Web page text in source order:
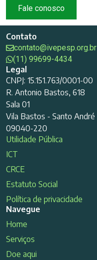
Fale conosco
Contato
contato@ivepesp.org.br
(11) 99699-4434
Legal
CNPJ: 15.151.763/0001-00
R. Antonio Bastos, 618
Sala 01
Vila Bastos - Santo André
09040-220
Utilidade Pública
ICT
CRCE
Estatuto Social
Política de privacidade
Navegue
Home
Serviços
Doe aqui